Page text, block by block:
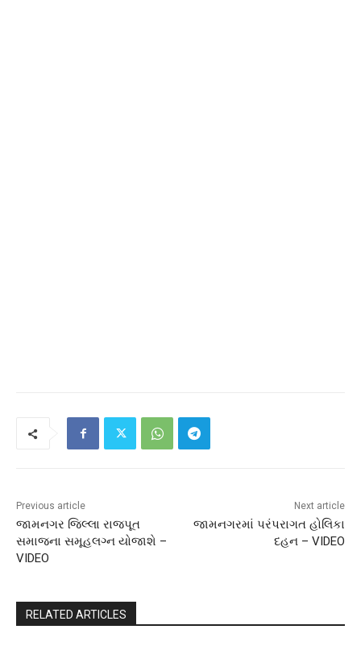
Previous article
જામનગર જિલ્લા રાજપૂત
સમાજના સમૂહલગ્ન યોજાશે –
VIDEO
Next article
જામનગરમાં પરંપરાગત હોલિકા
દહન – VIDEO
RELATED ARTICLES